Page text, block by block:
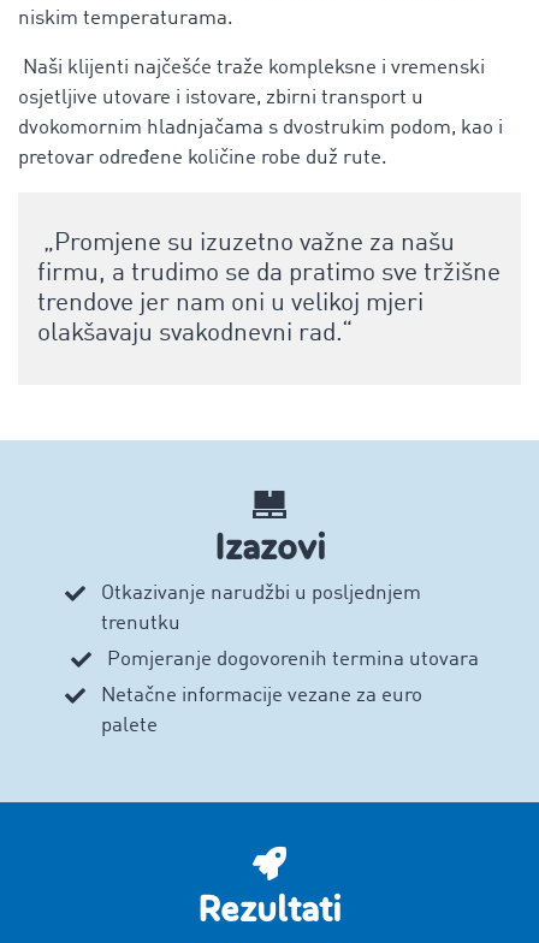
niskim temperaturama.
Naši klijenti najčešće traže kompleksne i vremenski
osjetljive utovare i istovare, zbirni transport u
dvokomornim hladnjačama s dvostrukim podom, kao i
pretovar određene količine robe duž rute.
„Promjene su izuzetno važne za našu
firmu, a trudimo se da pratimo sve tržišne
trendove jer nam oni u velikoj mjeri
olakšavaju svakodnevni rad.“
Izazovi
Otkazivanje narudžbi u posljednjem
trenutku
Pomjeranje dogovorenih termina utovara
Netačne informacije vezane za euro
palete
Rezultati